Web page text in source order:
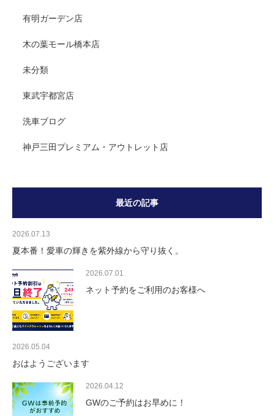
有明ガーデン店
木の葉モール橋本店
未分類
東武宇都宮店
洗車ブログ
神戸三田プレミアム・アウトレット店
最近の記事
2026.07.13
夏本番！愛車の輝きを紫外線から守り抜く。
2026.07.01
ネット予約をご利用のお客様へ
2026.05.04
おはようございます
2026.04.12
GWのご予約はお早めに！